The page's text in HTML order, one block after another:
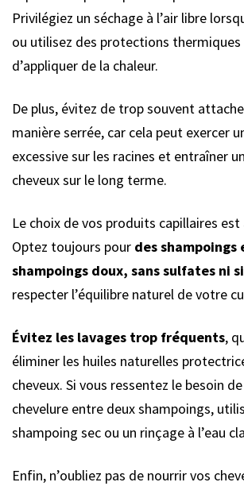
Privilégiez un séchage à l’air libre
ou utilisez des protections
d’appliquer de la chaleur.
De plus, évitez de trop souvent
manière serrée, car cela peut exercer
excessive sur les racines et entraîner
cheveux sur le long terme.
Le choix de vos produits capillaires est
Optez toujours pour des shampoings
shampoings doux, sans sulfates ni
respecter l’équilibre naturel de votre
Évitez les lavages trop fréquents,
éliminer les huiles naturelles
cheveux. Si vous ressentez le besoin
chevelure entre deux shampoings,
shampoing sec ou un rinçage à l’eau
Enfin, n’oubliez pas de nourrir vos